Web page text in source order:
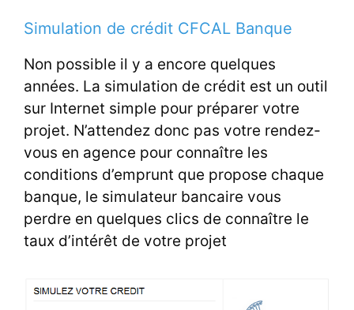
Simulation de crédit CFCAL Banque
Non possible il y a encore quelques
années. La simulation de crédit est un outil
sur Internet simple pour préparer votre
projet. N’attendez donc pas votre rendez-
vous en agence pour connaître les
conditions d’emprunt que propose chaque
banque, le simulateur bancaire vous
perdre en quelques clics de connaître le
taux d’intérêt de votre projet